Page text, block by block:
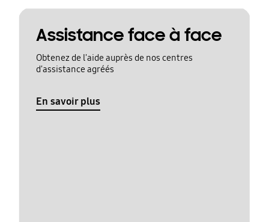
Assistance face à face
Obtenez de l'aide auprès de nos centres
d'assistance agréés
En savoir plus